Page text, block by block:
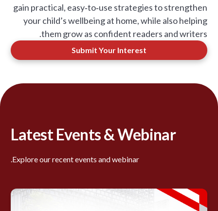
gain practical, easy‑to‑use strategies to strengthen
your child’s wellbeing at home, while also helping
them grow as confident readers and writers.
Submit Your Interest
Latest Events & Webinar
Explore our recent events and webinar.